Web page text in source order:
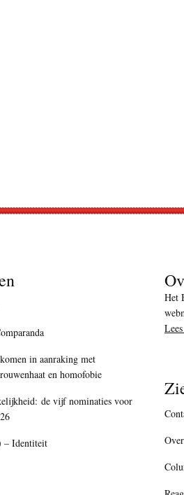
in aanraking met
en homofobie
de vijf nominaties voor
– Identiteit
Het